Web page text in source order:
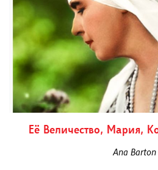
Её Величество, Мария,
Ana Barton